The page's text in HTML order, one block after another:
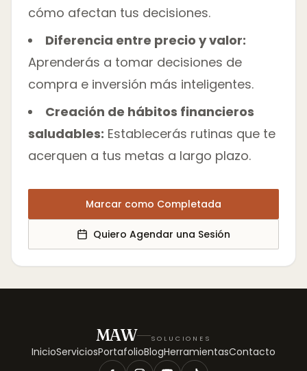
cómo afectan tus decisiones.
Diferencia entre precio y valor:
Aprenderás a tomar decisiones de
compra e inversión más inteligentes.
Creación de hábitos financieros
saludables: Establecerás rutinas que te
acerquen a tus metas a largo plazo.
Marcar como Completada
Quiero Agendar una Sesión
MAW SOLUCIONES
InicioServiciosPortafolioBlogHerramientasContacto